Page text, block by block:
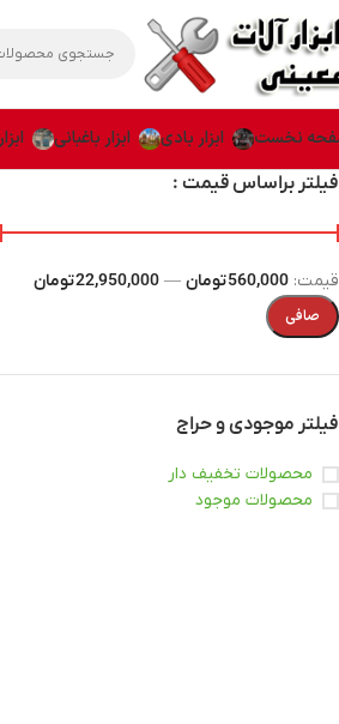
نخست ابزار بادی ابزار باغبانی
فیلتر براساس قیمت :
صافی
قيمت: 560,000 تومان — 22,950,000 تومان
فیلتر موجودی و حراج
محصولات تخفیف دار
محصولات موجود